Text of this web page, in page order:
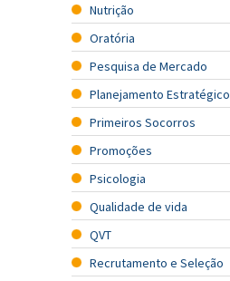
Nutrição
Oratória
Pesquisa de Mercado
Planejamento Estratégico
Primeiros Socorros
Promoções
Psicologia
Qualidade de vida
QVT
Recrutamento e Seleção